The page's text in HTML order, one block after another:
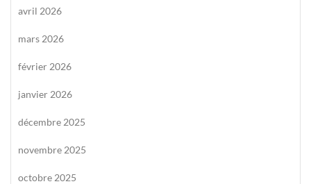
avril 2026
mars 2026
février 2026
janvier 2026
décembre 2025
novembre 2025
octobre 2025